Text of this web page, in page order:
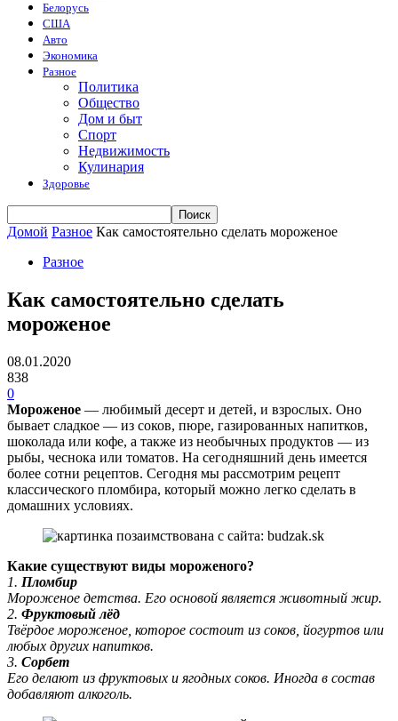
Белорусь
США
Авто
Экономика
Разное
Политика
Общество
Дом и быт
Спорт
Недвижимость
Кулинария
Здоровье
Домой Разное Как самостоятельно сделать мороженое
Разное
Как самостоятельно сделать
мороженое
08.01.2020
838
0
Мороженое — любимый десерт и детей, и взрослых. Оно
бывает сладкое — из соков, пюре, газированных напитков,
шоколада или кофе, а также из необычных продуктов — из
рыбы, чеснока или томатов. На сегодняшний день имеется
более сотни рецептов. Сегодня мы рассмотрим рецепт
классического пломбира, который можно легко сделать в
домашних условиях.
Какие существуют виды мороженого?
1. Пломбир
Мороженое детства. Его основой является животный жир.
2. Фруктовый лёд
Твёрдое мороженое, которое состоит из соков, йогуртов или
любых других напитков.
3. Сорбет
Его делают из фруктовых и ягодных соков. Иногда в состав
добавляют алкоголь.